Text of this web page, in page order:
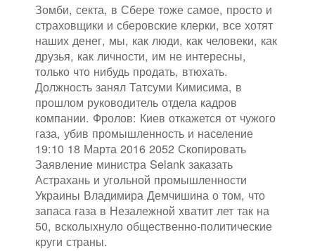
Зомби, секта, в Сбере тоже самое, просто и
страховщики и сберовские клерки, все хотят
наших денег, мы, как люди, как человеки, как
друзья, как личности, им не интересны,
только что нибудь продать, втюхать.
Должность занял Татсуми Кимисима, в
прошлом руководитель отдела кадров
компании. Фролов: Киев откажется от чужого
газа, убив промышленность и население
19:10 18 Марта 2016 2052 Скопировать
Заявление министра Selank заказать
Астрахань и угольной промышленности
Украины Владимира Демчишина о том, что
запаса газа в Незалежной хватит лет так на
50, всколыхнуло общественно-политические
круги страны.